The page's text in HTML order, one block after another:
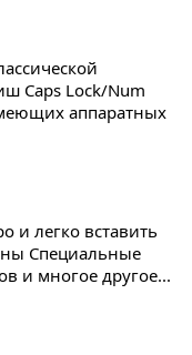
Caps Lock/Num
аппаратных
и легко вставить
Специальные
и многое другое...